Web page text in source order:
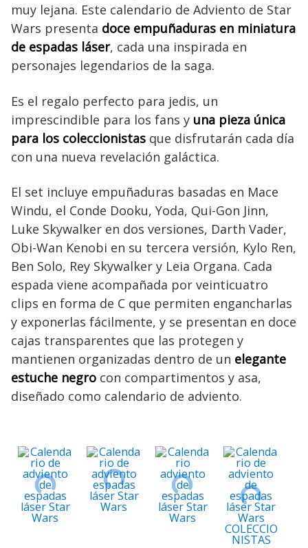
muy lejana. Este calendario de Adviento de Star
Wars presenta doce empuñaduras en miniatura
de espadas láser, cada una inspirada en
personajes legendarios de la saga.
Es el regalo perfecto para jedis, un
imprescindible para los fans y una pieza única
para los coleccionistas que disfrutarán cada día
con una nueva revelación galáctica.
El set incluye empuñaduras basadas en Mace
Windu, el Conde Dooku, Yoda, Qui-Gon Jinn,
Luke Skywalker en dos versiones, Darth Vader,
Obi-Wan Kenobi en su tercera versión, Kylo Ren,
Ben Solo, Rey Skywalker y Leia Organa. Cada
espada viene acompañada por veinticuatro
clips en forma de C que permiten engancharlas
y exponerlas fácilmente, y se presentan en doce
cajas transparentes que las protegen y
mantienen organizadas dentro de un elegante
estuche negro con compartimentos y asa,
diseñado como calendario de adviento.